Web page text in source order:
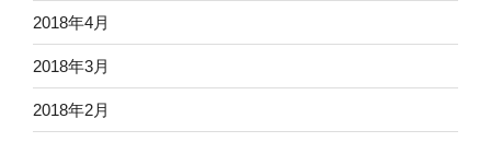
2018年4月
2018年3月
2018年2月